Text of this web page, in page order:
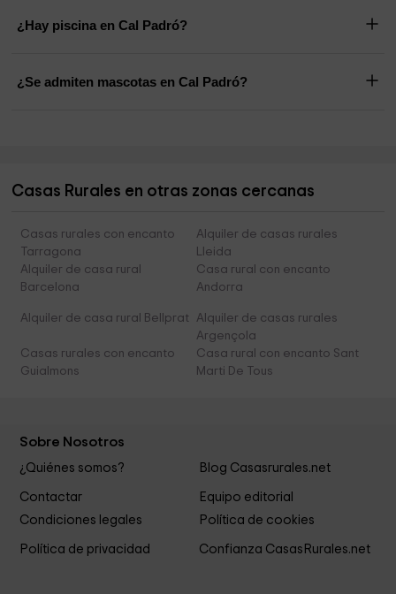
¿Hay piscina en Cal Padró?
¿Se admiten mascotas en Cal Padró?
Casas Rurales en otras zonas cercanas
Casas rurales con encanto
Tarragona
Alquiler de casas rurales
Lleida
Alquiler de casa rural
Barcelona
Casa rural con encanto
Andorra
Alquiler de casa rural Bellprat
Alquiler de casas rurales
Argençola
Casas rurales con encanto
Guialmons
Casa rural con encanto Sant
Marti De Tous
Sobre Nosotros
¿Quiénes somos? Blog Casasrurales.net
Contactar
Equipo editorial
Condiciones legales
Política de cookies
Política de privacidad Confianza CasasRurales.net